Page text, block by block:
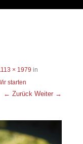
× 1979 in
starten
← Zurück Weiter →